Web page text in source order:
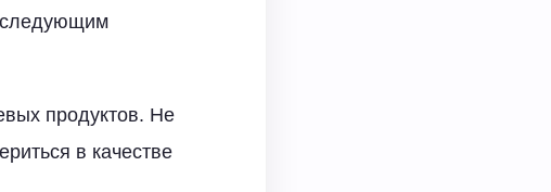
следующим
продуктов. Не
в качестве